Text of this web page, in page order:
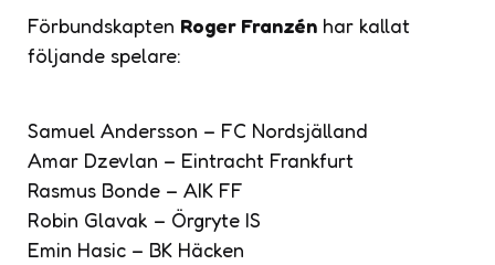
Förbundskapten Roger Franzén har kallat
följande spelare:
Samuel Andersson – FC Nordsjälland
Amar Dzevlan – Eintracht Frankfurt
Rasmus Bonde – AIK FF
Robin Glavak – Örgryte IS
Emin Hasic – BK Häcken